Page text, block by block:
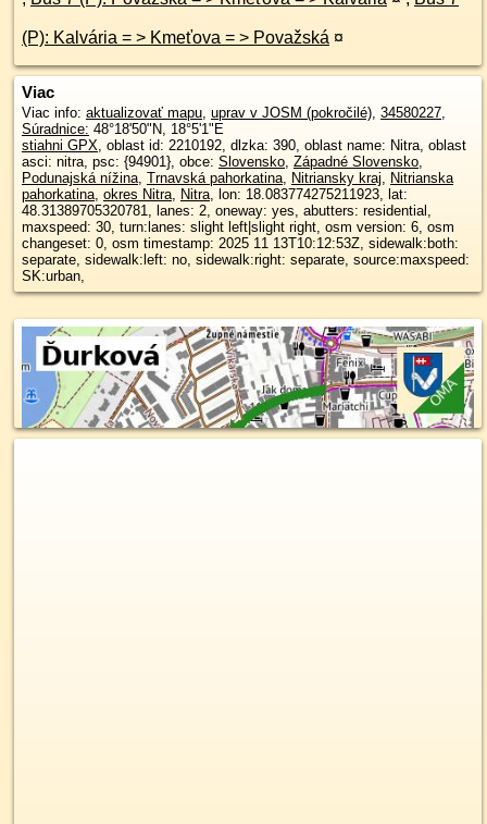
(P): Kalvária = > Kmeťova = > Považská ¤
Viac
Viac info: aktualizovať mapu, uprav v JOSM (pokročilé), 34580227,
Súradnice: 48°18'50"N, 18°5'1"E
stiahni GPX, oblast id: 2210192, dlzka: 390, oblast name: Nitra, oblast
asci: nitra, psc: {94901}, obce: Slovensko, Západné Slovensko,
Podunajská nížina, Trnavská pahorkatina, Nitriansky kraj, Nitrianska
pahorkatina, okres Nitra, Nitra, lon: 18.083774275211923, lat:
48.31389705320781, lanes: 2, oneway: yes, abutters: residential,
maxspeed: 30, turn:lanes: slight left|slight right, osm version: 6, osm
changeset: 0, osm timestamp: 2025 11 13T10:12:53Z, sidewalk:both:
separate, sidewalk:left: no, sidewalk:right: separate, source:maxspeed:
SK:urban,